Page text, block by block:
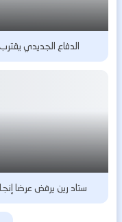
الدفاع الجديدي
ستاد رين يرفض عرضا